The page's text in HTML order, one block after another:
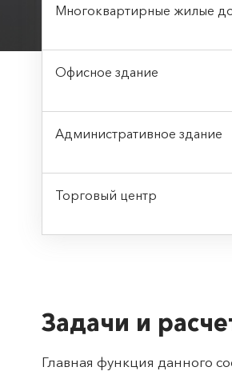
Многоквартирные жилые
Офисное здание
Административное здание
Торговый центр
Задачи и
Главная функция данного